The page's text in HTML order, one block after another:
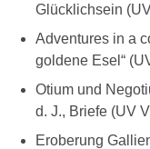
Glücklichsein
Adventures in a
goldene Esel“
Otium und
d. J., Briefe (UV
Eroberung